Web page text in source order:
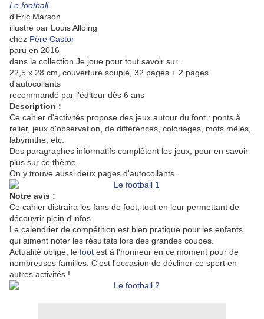
Le football
d'Eric Marson
illustré par Louis Alloing
chez Père Castor
paru en 2016
dans la collection Je joue pour tout savoir sur...
22,5 x 28 cm, couverture souple, 32 pages + 2 pages
d'autocollants
recommandé par l'éditeur dès 6 ans
Description :
Ce cahier d'activités propose des jeux autour du foot : ponts à
relier, jeux d'observation, de différences, coloriages, mots mêlés,
labyrinthe, etc.
Des paragraphes informatifs complètent les jeux, pour en savoir
plus sur ce thème.
On y trouve aussi deux pages d'autocollants.
Notre avis :
Ce cahier distraira les fans de foot, tout en leur permettant de
découvrir plein d'infos.
Le calendrier de compétition est bien pratique pour les enfants
qui aiment noter les résultats lors des grandes coupes.
Actualité oblige, le foot est à l'honneur en ce moment pour de
nombreuses familles. C'est l'occasion de décliner ce sport en
autres activités !